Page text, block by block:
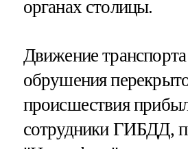
органах столицы.
Движение
обрушения
происшествия
сотрудники ГИБДД,